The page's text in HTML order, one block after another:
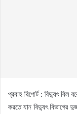
প্রবাহ রিপোর্ট : বিদ্যুৎ বিল
করতে যান বিদ্যুৎ বিভাগের